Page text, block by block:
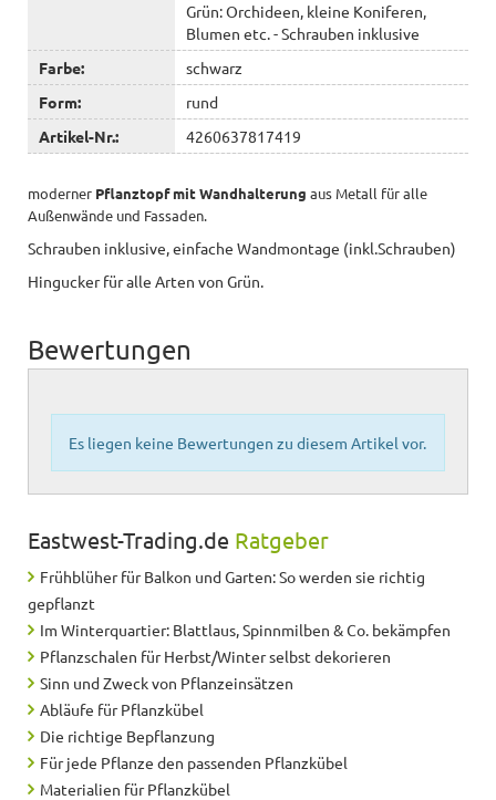
Grün: Orchideen, kleine Koniferen,
Blumen etc. - Schrauben inklusive
Farbe:
schwarz
Form:
rund
Artikel-Nr.:
4260637817419
moderner Pflanztopf mit Wandhalterung aus Metall für alle
Außenwände und Fassaden.
Schrauben inklusive, einfache Wandmontage (inkl.Schrauben)
Hingucker für alle Arten von Grün.
Bewertungen
Es liegen keine Bewertungen zu diesem Artikel vor.
Eastwest-Trading.de Ratgeber
Frühblüher für Balkon und Garten: So werden sie richtig
gepflanzt
Im Winterquartier: Blattlaus, Spinnmilben & Co. bekämpfen
Pflanzschalen für Herbst/Winter selbst dekorieren
Sinn und Zweck von Pflanzeinsätzen
Abläufe für Pflanzkübel
Die richtige Bepflanzung
Für jede Pflanze den passenden Pflanzkübel
Materialien für Pflanzkübel